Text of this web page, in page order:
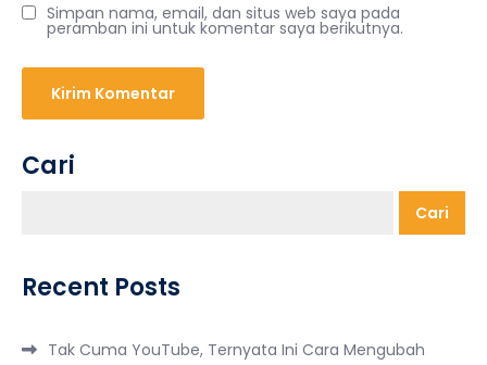
Simpan nama, email, dan situs web saya pada
peramban ini untuk komentar saya berikutnya.
Cari
Cari
Recent Posts
Tak Cuma YouTube, Ternyata Ini Cara Mengubah